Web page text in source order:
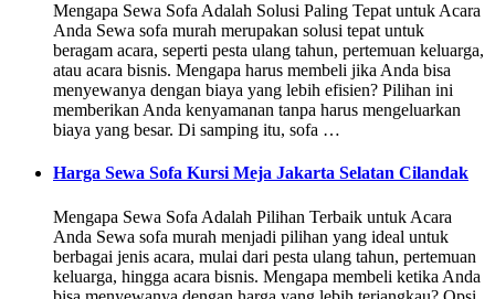
Mengapa Sewa Sofa Adalah Solusi Paling Tepat untuk Acara
Anda Sewa sofa murah merupakan solusi tepat untuk
beragam acara, seperti pesta ulang tahun, pertemuan keluarga,
atau acara bisnis. Mengapa harus membeli jika Anda bisa
menyewanya dengan biaya yang lebih efisien? Pilihan ini
memberikan Anda kenyamanan tanpa harus mengeluarkan
biaya yang besar. Di samping itu, sofa …
Harga Sewa Sofa Kursi Meja Jakarta Selatan Cilandak
Mengapa Sewa Sofa Adalah Pilihan Terbaik untuk Acara
Anda Sewa sofa murah menjadi pilihan yang ideal untuk
berbagai jenis acara, mulai dari pesta ulang tahun, pertemuan
keluarga, hingga acara bisnis. Mengapa membeli ketika Anda